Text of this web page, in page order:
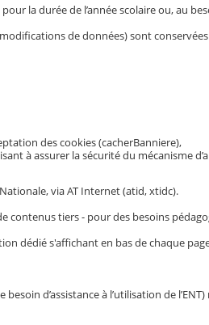
la durée de l’année scolaire ou, au
de données) sont
des cookies (cacherBanniere),
à assurer la sécurité du mécanisme
via AT Internet (atid, xtidc).
contenus tiers - pour des besoins
dédié s'affichant en bas de chaque
d’assistance à l’utilisation de